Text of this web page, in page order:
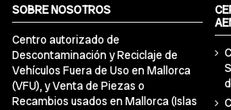
SOBRE NOSOTROS
Centro autorizado de
Descontaminación y Reciclaje de
Vehículos Fuera de Uso en Mallorca
(VFU), y Venta de Piezas o
Recambios usados en Mallorca (Islas